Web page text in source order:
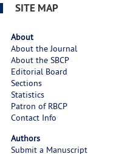
SITE MAP
About
About the Journal
About the SBCP
Editorial Board
Sections
Statistics
Patron of RBCP
Contact Info
Authors
Submit a Manuscript